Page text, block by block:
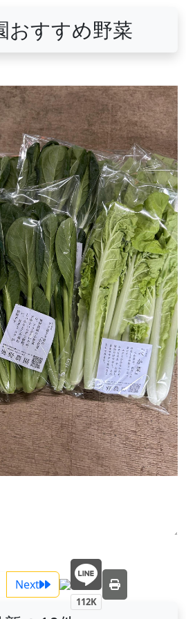
おすすめ野菜
Next